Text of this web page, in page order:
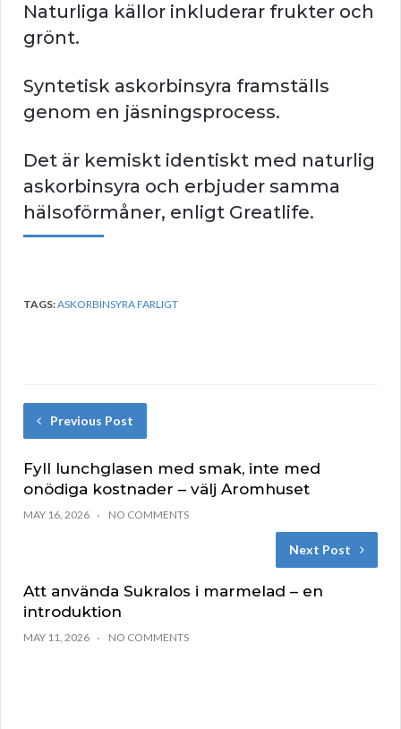
Naturliga källor inkluderar frukter och
grönt.
Syntetisk askorbinsyra framställs
genom en jäsningsprocess.
Det är kemiskt identiskt med naturlig
askorbinsyra och erbjuder samma
hälsoförmåner, enligt Greatlife.
TAGS:ASKORBINSYRA FARLIGT
Previous Post
Fyll lunchglasen med smak, inte med
onödiga kostnader – välj Aromhuset
MAY 16, 2026 NO COMMENTS
Next Post
Att använda Sukralos i marmelad – en
introduktion
MAY 11, 2026 NO COMMENTS